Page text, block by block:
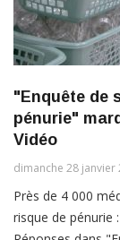
"Enquête de
pénurie"
Vidéo
dimanche 28 janvier
Près de 4 000
risque de pénurie